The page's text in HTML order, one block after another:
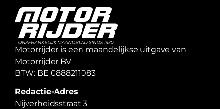
Motorrijder is een maandelijkse uitgave van
Motorrijder BV
BTW: BE 0888211083
Redactie-Adres
Nijverheidsstraat 3